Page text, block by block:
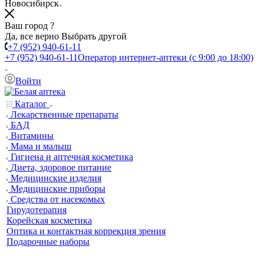
Новосибирск
Ваш город ?
Да, все верно Выбрать другой
+7 (952) 940-61-11
+7 (952) 940-61-11Оператор интернет-аптеки (с 9:00 до 18:00)
Войти
Каталог
Лекарственные препараты
БАД
Витамины
Мама и малыш
Гигиена и аптечная косметика
Диета, здоровое питание
Медицинские изделия
Медицинские приборы
Средства от насекомых
Гирудотерапия
Корейская косметика
Оптика и контактная коррекция зрения
Подарочные наборы